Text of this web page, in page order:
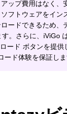
ップ費用はなく、
フトウェアをイン
ードできるため、
。さらに、iViGo
ード ボタンを提供
ード体験を保証しま